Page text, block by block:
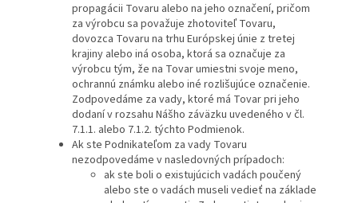
propagácii Tovaru alebo na jeho označení, pričom
za výrobcu sa považuje zhotoviteľ Tovaru,
dovozca Tovaru na trhu Európskej únie z tretej
krajiny alebo iná osoba, ktorá sa označuje za
výrobcu tým, že na Tovar umiestni svoje meno,
ochrannú známku alebo iné rozlišujúce označenie.
Zodpovedáme za vady, ktoré má Tovar pri jeho
dodaní v rozsahu Nášho záväzku uvedeného v čl.
7.1.1. alebo 7.1.2. týchto Podmienok.
Ak ste Podnikateľom za vady Tovaru
nezodpovedáme v nasledovných prípadoch:
ak ste boli o existujúcich vadách poučený
alebo ste o vadách museli vedieť na základe